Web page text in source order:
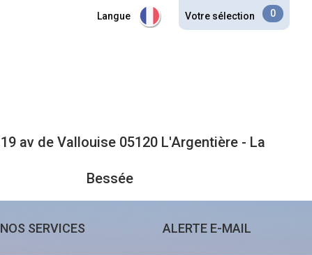
Langue Votre sélection 0
19 av de Vallouise 05120 L'Argentière - La
Bessée
NOS SERVICES ALERTE E-MAIL